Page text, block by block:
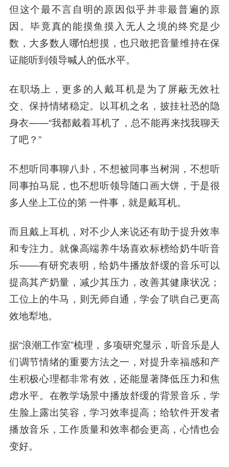
但这个最不言自明的原因似乎并非最普遍的原
因。毕竟真的能摸鱼摸入无人之境的终究是少
数，大多数人哪怕想摸，也只敢把音量维持在保
证能听到领导喊人的低水平。
在职场上， 更多的人戴耳机是为了屏蔽无效社
交、保持情绪稳定。以耳机之名，披挂社恐的隐
身衣——“我都戴着耳机了，总不能再来找我聊天
了吧？”
不想听同事聊八卦，不想被同事当树洞，不想听
同事拍马屁，也不想听领导随口画大饼，于是很
多人坐上工位的第 一件事，就是戴耳机。
而且戴上耳机，对不少人来说还有助于提升效率
和专注力 。就像高端养牛场喜欢标榜给奶牛听音
乐——有研究表明，给奶牛播放舒缓的音乐可以
提高其产奶量，减少其压力，改善其健康状况；
工位上的牛马，则无师自通，学会了哄自己更高
效地犁地。
据“浪潮工作室”梳理，多项研究显示，听音乐是人
们调节情绪的重要方法之一， 对提升幸福感和产
生积极心理都非常有效，还能显著降低压力和焦
虑水平。在教学场景中播放舒缓的背景音乐，学
生脸上露出笑容，学习效率提高；给软件开发者
播放音乐，工作质量和效率都会更高，心情也会
变好。